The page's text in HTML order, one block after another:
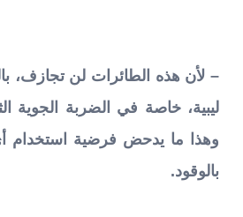
– لأن هذه الطائرات لن تجازف،
ليبية، خاصة في الضربة الجوية
وهذا ما يدحض فرضية استخدام
بالوقود.